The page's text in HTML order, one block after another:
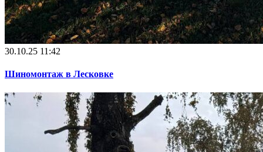
30.10.25 11:42
Шиномонтаж в Лесковке